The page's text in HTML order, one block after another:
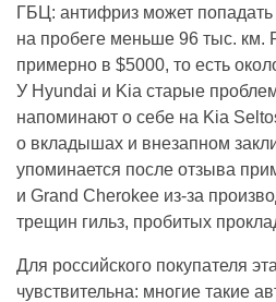
ГБЦ: антифриз может
на пробеге меньше 96 тыс. км.
примерно в $5000, то есть
У Hyundai и Kia старые
напоминают о себе на Kia
о вкладышах и внезапном
упоминается после отзыва
и Grand Cherokee из-за
трещин гильз, пробитых
Для российского покупателя
чувствительна: многие такие